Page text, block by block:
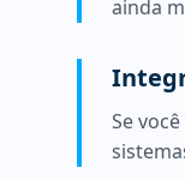
ainda
Se